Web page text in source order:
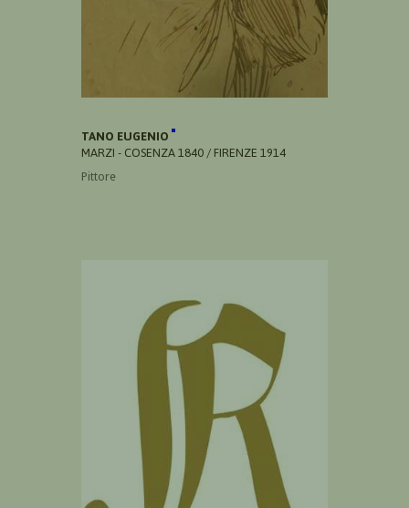
TANO EUGENIO
MARZI - COSENZA 1840 / FIRENZE 1914
Pittore